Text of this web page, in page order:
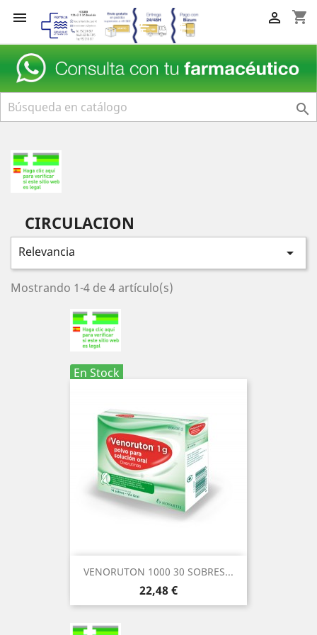
 shopping_cart


CIRCULACION
Relevancia 
Mostrando 1-4 de 4 artículo(s)
En Stock
VENORUTON 1000 30 SOBRES...
Precio
22,48 €